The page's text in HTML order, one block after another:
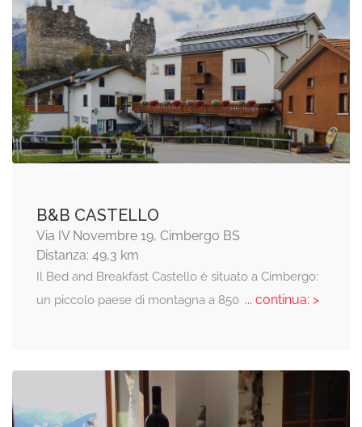
B&B CASTELLO
Via IV Novembre 19, Cimbergo BS
Distanza: 49,3 km
Il Bed and Breakfast Castello è situato a Cimbergo:
un piccolo paese di montagna a 850... continua: >